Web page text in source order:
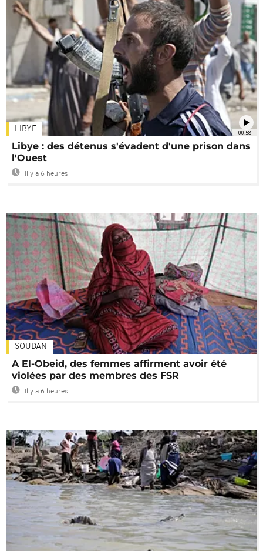
00:58
LIBYE
Libye : des détenus s'évadent d'une prison dans
l'Ouest
Il y a 6 heures
SOUDAN
A El-Obeid, des femmes affirment avoir été
violées par des membres des FSR
Il y a 6 heures